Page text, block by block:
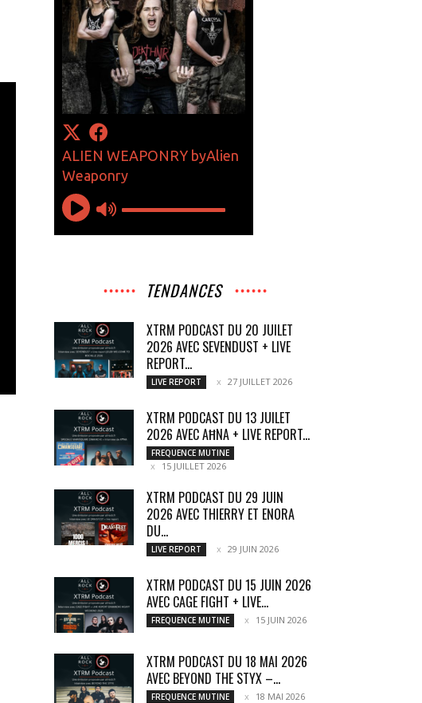
TENDANCES
XTRM PODCAST DU 20 JUILET
2026 AVEC SEVENDUST + LIVE
REPORT...
LIVE REPORT 27 JUILLET 2026
XTRM PODCAST DU 13 JUILET
2026 AVEC AĦNA + LIVE REPORT...
FREQUENCE MUTINE
15 JUILLET 2026
XTRM PODCAST DU 29 JUIN
2026 AVEC THIERRY ET ENORA
DU...
LIVE REPORT 29 JUIN 2026
XTRM PODCAST DU 15 JUIN 2026
AVEC CAGE FIGHT + LIVE...
FREQUENCE MUTINE 15 JUIN 2026
XTRM PODCAST DU 18 MAI 2026
AVEC BEYOND THE STYX –...
FREQUENCE MUTINE 18 MAI 2026